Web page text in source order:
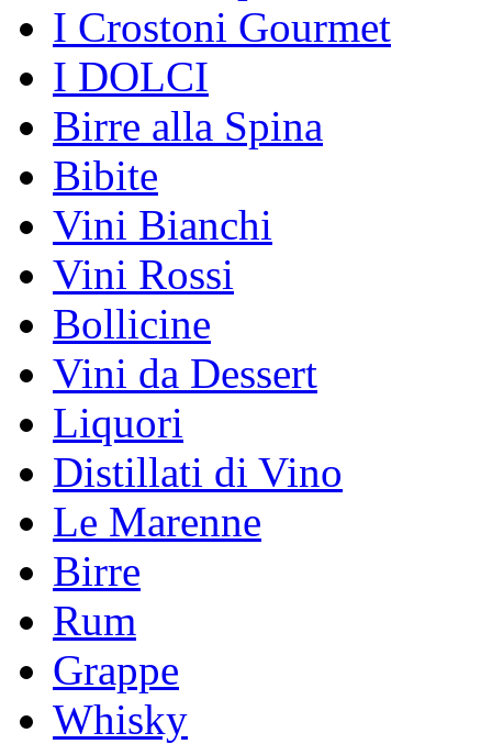
I Crostoni Gourmet
I DOLCI
Birre alla Spina
Bibite
Vini Bianchi
Vini Rossi
Bollicine
Vini da Dessert
Liquori
Distillati di Vino
Le Marenne
Birre
Rum
Grappe
Whisky